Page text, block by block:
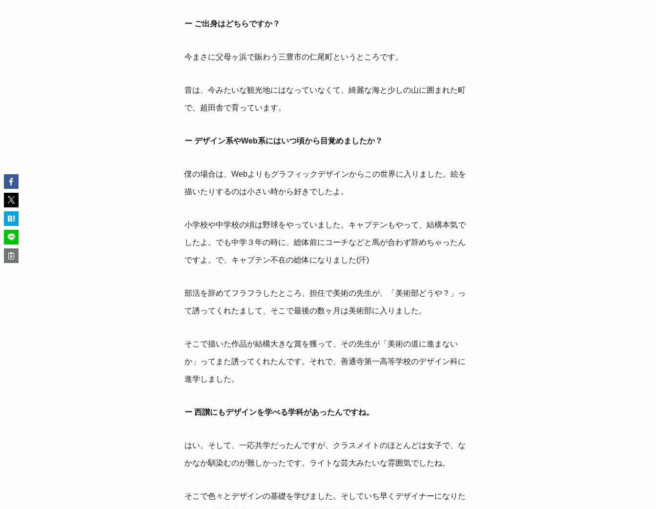
ー ご出身はどちらですか？
今まさに父母ヶ浜で賑わう三豊市の仁尾町というところです。
昔は、今みたいな観光地にはなっていなくて、綺麗な海と少しの山に囲まれた町
で、超田舎で育っています。
ー デザイン系やWeb系にはいつ頃から目覚めましたか？
僕の場合は、Webよりもグラフィックデザインからこの世界に入りました。絵を
描いたりするのは小さい時から好きでしたよ。
小学校や中学校の頃は野球をやっていました。キャプテンもやって、結構本気で
したよ。でも中学３年の時に、総体前にコーチなどと馬が合わず辞めちゃったん
ですよ。で、キャプテン不在の総体になりました(汗)
部活を辞めてフラフラしたところ、担任で美術の先生が、「美術部どうや？」っ
て誘ってくれたまして、そこで最後の数ヶ月は美術部に入りました。
そこで描いた作品が結構大きな賞を獲って、その先生が「美術の道に進まない
か」ってまた誘ってくれたんです。それで、善通寺第一高等学校のデザイン科に
進学しました。
ー 西讃にもデザインを学べる学科があったんですね。
はい。そして、一応共学だったんですが、クラスメイトのほとんどは女子で、な
かなか馴染むのが難しかったです。ライトな芸大みたいな雰囲気でしたね。
そこで色々とデザインの基礎を学びました。そしていち早くデザイナーになりた